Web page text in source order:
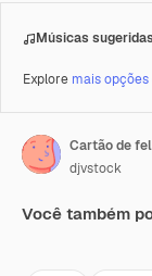
Músicas
Explore mais
Cartão de
djvstock
Você também